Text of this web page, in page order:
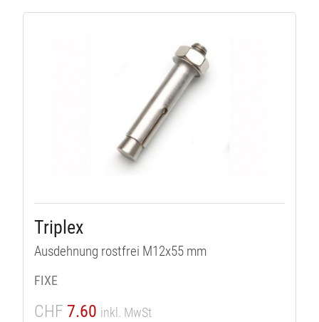
Triplex
Ausdehnung rostfrei M12x55 mm
FIXE
CHF 7.60 inkl. MwSt